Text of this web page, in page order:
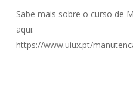
Sabe mais sobre o curso de
aqui:
https://www.uiux.pt/